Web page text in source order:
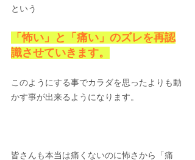
という
「怖い」と「痛い」のズレを再認
識させていきます。
このようにする事でカラダを思ったよりも動
かす事が出来るようになります。
皆さんも本当は痛くないのに怖さから「痛